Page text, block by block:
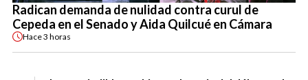
Radican demanda de nulidad contra curul de
Cepeda en el Senado y Aida Quilcué en Cámara
Hace3 horas